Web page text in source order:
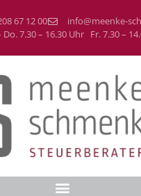
67 12 00
info@meenke-
Do. 7.30 – 16.30 Uhr Fr. 7.30 –